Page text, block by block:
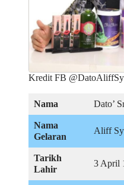
Kredit FB
Nama
Dato’
Nama
Gelaran
Aliff
Tarikh
Lahir
3 April